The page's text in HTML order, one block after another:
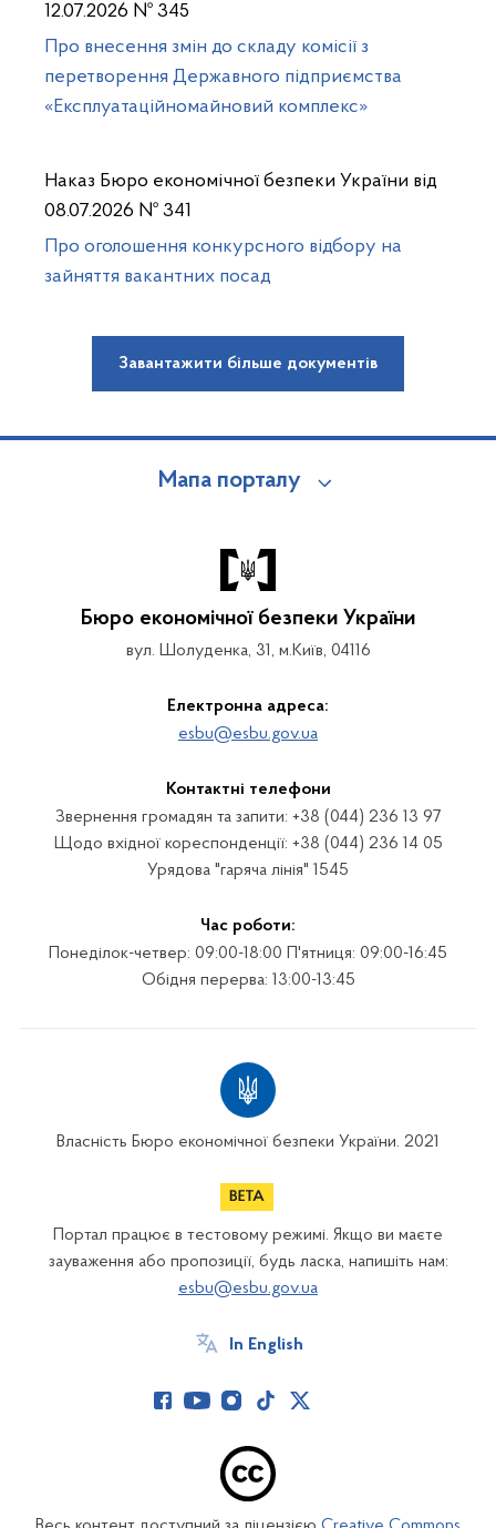
12.07.2026 № 345
Про внесення змін до складу комісії з
перетворення Державного підприємства
«Експлуатаційномайновий комплекс»
Наказ Бюро економічної безпеки України від
08.07.2026 № 341
Про оголошення конкурсного відбору на
зайняття вакантних посад
Завантажити більше документів
Мапа порталу
Бюро економічної безпеки України
вул. Шолуденка, 31, м.Київ, 04116
Електронна адреса:
esbu@esbu.gov.ua
Контактні телефони
Звернення громадян та запити: +38 (044) 236 13 97
Щодо вхідної кореспонденції: +38 (044) 236 14 05
Урядова "гаряча лінія" 1545
Час роботи:
Понеділок-четвер: 09:00-18:00 П'ятниця: 09:00-16:45
Обідня перерва: 13:00-13:45
Власність Бюро економічної безпеки України. 2021
Портал працює в тестовому режимі. Якщо ви маєте
зауваження або пропозиції, будь ласка, напишіть нам:
esbu@esbu.gov.ua
In English